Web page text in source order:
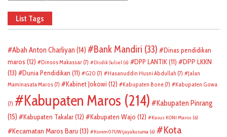
List Tags
Abah Anton Charliyan (14) Bank Mandiri (33)
Dinas pendidikan
maros (12) Dinsos Makassar (7) Disdik Sulsel (6) DPP LANTIK(11)
DPP LKKN
(13)
Dunia Pendidikan (11) G20 (7) Hasanuddin Husni Abdullah (7)
Jalan
Maminasata Maros (7) Kabinet Jokowi (12) Kabupaten Bone (7) Kabupaten Gowa
(7) Kabupaten Maros (214)
Kabupaten Pinrang
(15)
Kabupaten Takalar(12) Kabupaten Wajo (12) Kasus KONI Maros (6)
Kecamatan Maros Baru (13) Korem 071/Wijayakusuma (6)
Kota